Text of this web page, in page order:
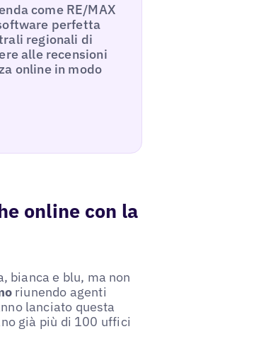
come RE/MAX
perfetta
regionali di
alle recensioni
online in modo
online con la
bianca e blu, ma non
riunendo agenti
lanciato questa
già più di 100 uffici